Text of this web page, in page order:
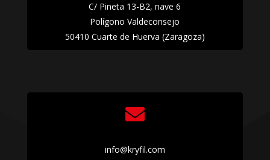
C/ Pineta 13-B2, nave 6
Polígono Valdeconsejo
50410 Cuarte de Huerva (Zaragoza)

info@kryfil.com